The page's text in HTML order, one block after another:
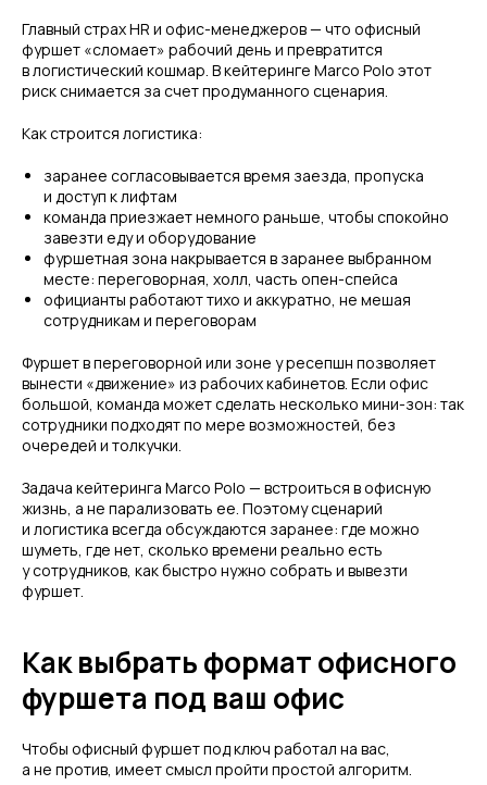
Главный страх HR и офис-менеджеров — что офисный
фуршет «сломает» рабочий день и превратится
в логистический кошмар. В кейтеринге Marco Polo этот
риск снимается за счет продуманного сценария.
Как строится логистика:
заранее согласовывается время заезда, пропуска
и доступ к лифтам
команда приезжает немного раньше, чтобы спокойно
завезти еду и оборудование
фуршетная зона накрывается в заранее выбранном
месте: переговорная, холл, часть опен-спейса
официанты работают тихо и аккуратно, не мешая
сотрудникам и переговорам
Фуршет в переговорной или зоне у ресепшн позволяет
вынести «движение» из рабочих кабинетов. Если офис
большой, команда может сделать несколько мини-зон: так
сотрудники подходят по мере возможностей, без
очередей и толкучки.
Задача кейтеринга Marco Polo — встроиться в офисную
жизнь, а не парализовать ее. Поэтому сценарий
и логистика всегда обсуждаются заранее: где можно
шуметь, где нет, сколько времени реально есть
у сотрудников, как быстро нужно собрать и вывезти
фуршет.
Как выбрать формат офисного
фуршета под ваш офис
Чтобы офисный фуршет под ключ работал на вас,
а не против, имеет смысл пройти простой алгоритм.